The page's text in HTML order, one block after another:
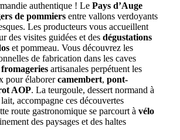
authentique ! Le Pays d’Auge
de pommiers entre vallons verdoyants
Les producteurs vous accueillent
des visites guidées et des dégustations
et pommeau. Vous découvrez les
de fabrication dans les caves
fromageries artisanales perpétuent les
pour élaborercamembert, pont-
AOP. La teurgoule, dessert normand à
accompagne ces découvertes
route gastronomique se parcourt à vélo
des paysages et des haltes